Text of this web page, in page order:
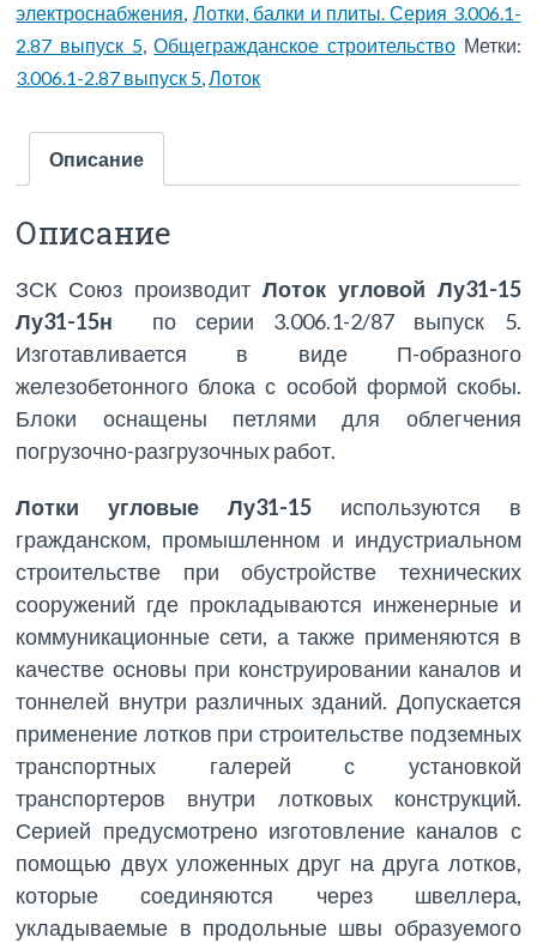
электроснабжения, Лотки, балки и плиты. Серия 3.006.1-
2.87 выпуск 5,Общегражданское строительство Метки:
3.006.1-2.87 выпуск 5,Лоток
Описание
Описание
ЗСК Союз производит Лоток угловой Лу31-15
Лу31-15н
по серии 3.006.1-2/87 выпуск 5.
Изготавливается в виде П-образного
железобетонного блока с особой формой скобы.
Блоки оснащены петлями для облегчения
погрузочно-разгрузочных работ.
Лотки угловые Лу31-15 используются в
гражданском, промышленном и индустриальном
строительстве при обустройстве технических
сооружений где прокладываются инженерные и
коммуникационные сети, а также применяются в
качестве основы при конструировании каналов и
тоннелей внутри различных зданий. Допускается
применение лотков при строительстве подземных
транспортных галерей с установкой
транспортеров внутри лотковых конструкций.
Серией предусмотрено изготовление каналов с
помощью двух уложенных друг на друга лотков,
которые соединяются через швеллера,
укладываемые в продольные швы образуемого